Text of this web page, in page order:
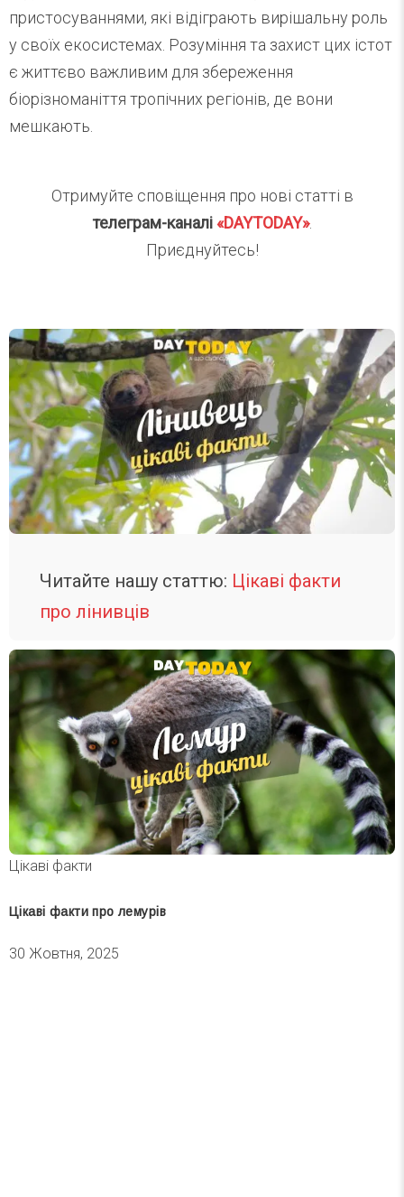
пристосуваннями, які відіграють вирішальну роль
у своїх екосистемах. Розуміння та захист цих істот
є життєво важливим для збереження
біорізноманіття тропічних регіонів, де вони
мешкають.
Отримуйте сповіщення про нові статті в
телеграм-каналі«DAYTODAY».
Приєднуйтесь!
Читайте нашу статтю: Цікаві факти
про лінивців
Цікаві факти
Цікаві факти про лемурів
30 Жовтня, 2025